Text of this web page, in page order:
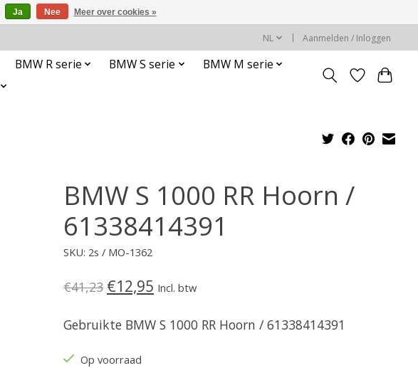
NL Aanmelden / Inloggen
BMW R serie BMW S serie
BMW M serie
BMW S 1000 RR Hoorn /
61338414391
SKU: 2s / MO-1362
€41,23 €12,95 Incl. btw
Gebruikte BMW S 1000 RR Hoorn / 61338414391
Op voorraad
Ja Nee Meer over cookies »